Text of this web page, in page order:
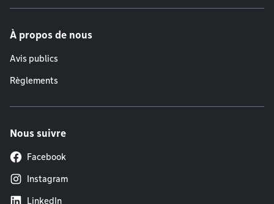
À propos de nous
Avis publics
Règlements
Nous suivre
Facebook
Instagram
LinkedIn